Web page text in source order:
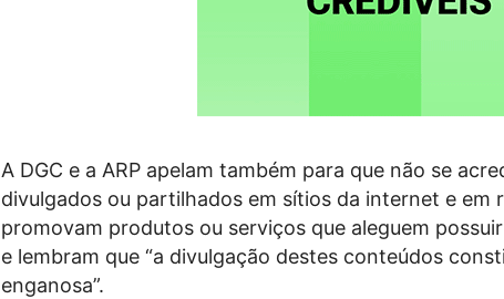
A DGC e a ARP apelam também para que não se
divulgados ou partilhados em sítios da internet e em
promovam produtos ou serviços que aleguem
e lembram que “a divulgação destes conteúdos
enganosa”.